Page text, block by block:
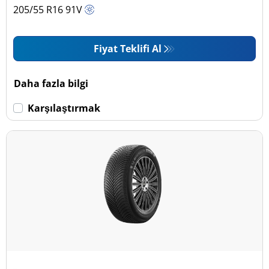
205/55 R1691V
Fiyat Teklifi Al
Daha fazla bilgi
Karşılaştırmak